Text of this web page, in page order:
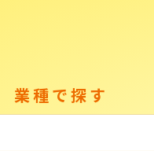
業種で探す